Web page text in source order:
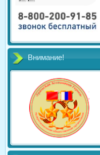
Внимание!